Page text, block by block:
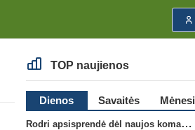
TOP naujienos
Dienos Savaitės
Rodri apsisprendė dėl naujos komandos